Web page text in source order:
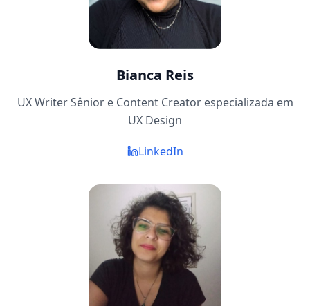
Bianca Reis
UX Writer Sênior e Content Creator especializada em
UX Design
LinkedIn